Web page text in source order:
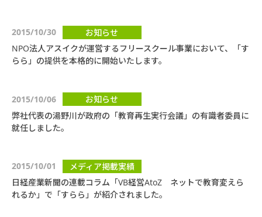
2015/10/30
お知らせ
NPO法人アスイクが運営するフリースクール事業において、「す
らら」の提供を本格的に開始いたします。
2015/10/06
お知らせ
弊社代表の湯野川が政府の「教育再生実行会議」の有識者委員に
就任しました。
2015/10/01
メディア掲載実績
日経産業新聞の連載コラム「VB経営AtoZ ネットで教育変えら
れるか」で「すらら」が紹介されました。